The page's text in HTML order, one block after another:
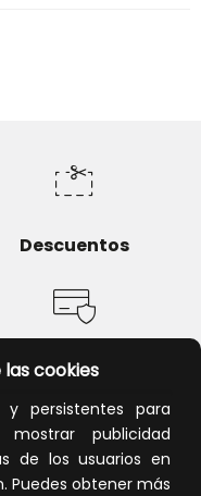
cookies
y persistentes para
publicidad
de los usuarios en
Puedes obtener más
Descuentos
Pago seguro